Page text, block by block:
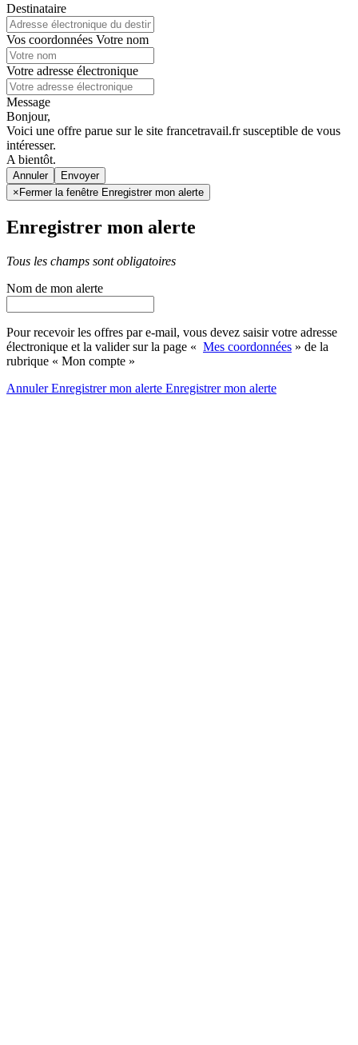
Destinataire
Vos coordonnées Votre nom
Votre adresse électronique
Message
Bonjour,
Voici une offre parue sur le site francetravail.fr susceptible de vous
intéresser.
A bientôt.
Annuler
× Fermer la fenêtre Enregistrer mon alerte
Enregistrer mon alerte
Tous les champs sont obligatoires
Nom de mon alerte
Pour recevoir les offres par e-mail, vous devez saisir votre adresse
électronique et la valider sur la page « Mes coordonnées » de la
rubrique « Mon compte »
AnnulerEnregistrer mon alerte Enregistrermon alerte